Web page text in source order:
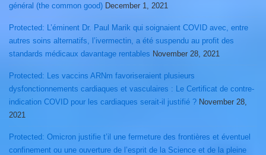
général (the common good) December 1, 2021
Protected: L’éminent Dr. Paul Marik qui soignaient COVID avec, entre
autres soins alternatifs, l’ivermectin, a été suspendu au profit des
standards médicaux davantage rentables November 28, 2021
Protected: Les vaccins ARNm favoriseraient plusieurs
dysfonctionnements cardiaques et vasculaires : Le Certificat de contre-
indication COVID pour les cardiaques serait-il justifié ? November 28,
2021
Protected: Omicron justifie t’il une fermeture des frontières et éventuel
confinement ou une ouverture de l’esprit de la Science et de la pleine